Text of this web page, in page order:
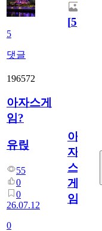
5
댓글
[5]
196572
아자스게
임?
유릱
55
0
0
26.07.12
0
아
자
스
게
임?